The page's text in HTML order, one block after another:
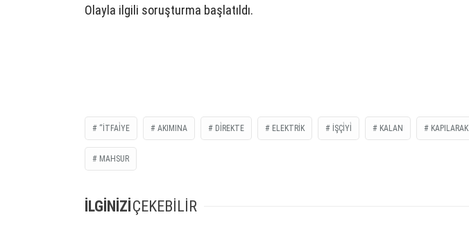
Olayla ilgili soruşturma başlatıldı.
“İTFAİYE AKIMINA DİREKTE ELEKTRIK İŞÇİYİ KALAN KAPILARAK
MAHSUR
İLGİNİZİ ÇEKEBİLİR